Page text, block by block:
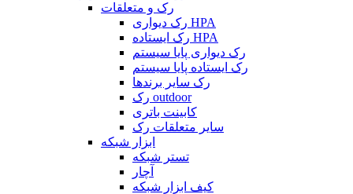
رک و متعلقات
رک دیواری HPA
رک ایستاده HPA
رک دیواری پایا سیستم
رک ایستاده پایا سیستم
رک سایر برندها
رک outdoor
کابینت باتری
سایر متعلقات رک
ابزار شبکه
تستر شبکه
آچار
کیف ابزار شبکه